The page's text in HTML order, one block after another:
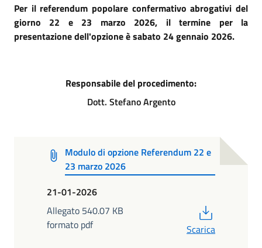
Per il referendum popolare confermativo abrogativi del
giorno 22 e 23 marzo 2026, il termine per la
presentazione dell'opzione è sabato 24 gennaio 2026.
Responsabile del procedimento:
Dott. Stefano Argento
Modulo di opzione Referendum 22 e
23 marzo 2026
21-01-2026
Allegato 540.07 KB
formato pdf
Scarica